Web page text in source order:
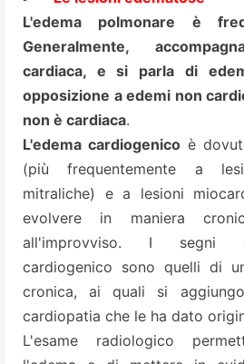
L'edema polmonare è
Generalmente,
cardiaca, e si parla di
opposizione a edemi non
non è cardiaca.
L'edema cardiogenico è
(più frequentemente a
mitraliche) e a lesioni
evolvere in maniera
all'improvviso. I segni
cardiogenico sono quelli di
cronica, ai quali si
cardiopatia che le ha dato
L'esame radiologico